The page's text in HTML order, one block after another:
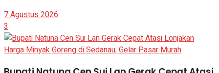
7 Agustus 2026
3